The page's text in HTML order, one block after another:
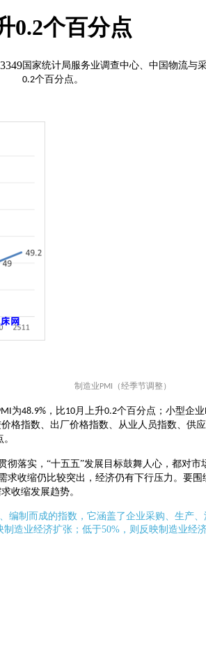
0.2个百分点
国家统计局服务业调查中心、中国物流与
0.2个百分点。
制造业 PMI （经季节调整）
为48.9% ，比10 月上升0.2个百分点；小型企业
格指数、出厂价格指数、从业人员指数、供
落实，“十五五”发展目标鼓舞人心，都对
求收缩仍比较突出，经济仍有下行压力。要
收缩发展趋势。
编制而成的指数，它涵盖了企业采购、生产
造业经济扩张；低于50%，则反映制造业经济